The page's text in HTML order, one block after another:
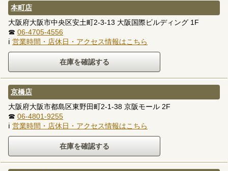
本町店
大阪府大阪市中央区安土町2-3-13 大阪国際ビルディング 1F
☎ 06-4705-4556
ℹ 営業時間・店休日・アクセス情報はこちら
京橋店
大阪府大阪市都島区東野田町2-1-38 京阪モール 2F
☎ 06-4801-9255
ℹ 営業時間・店休日・アクセス情報はこちら